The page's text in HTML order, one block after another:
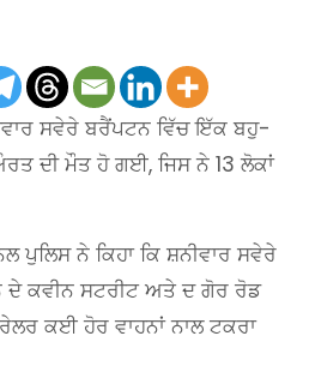
ਸਵੇਰੇ ਬਰੈਂਪਟਨ ਵਿੱਚ ਇੱਕ ਬਹੁ-
ਦੀ ਮੌਤ ਹੋ ਗਈ, ਜਿਸ ਨੇ 13 ਲੋਕਾਂ
ਪੁਲਿਸ ਨੇ ਕਿਹਾ ਕਿ ਸ਼ਨੀਵਾਰ ਸਵੇਰੇ
ਦੇ ਕਵੀਨ ਸਟਰੀਟ ਅਤੇ ਦ ਗੋਰ ਰੋਡ
ਕਈ ਹੋਰ ਵਾਹਨਾਂ ਨਾਲ ਟਕਰਾ